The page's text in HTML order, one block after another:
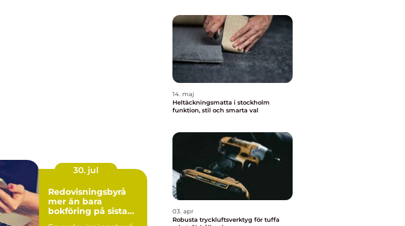
30. jul
Redovisningsbyrå
mer än bara
bokföring på sista
14. maj
Heltäckningsmatta i stockholm
funktion, stil och smarta val
03. apr
Robusta tryckluftsverktyg för tuffa